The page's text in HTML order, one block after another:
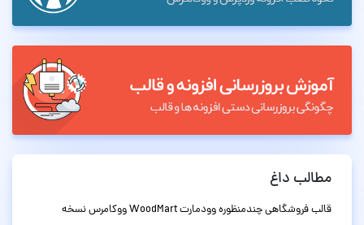
مطالب داغ
قالب فروشگاهی چندمنظوره وودمارت WoodMart ووکامرس نسخه